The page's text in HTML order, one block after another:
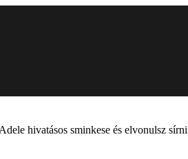
hivatásos sminkese és elvonulsz